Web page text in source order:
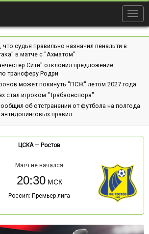
судья правильно назначил пенальти в
в матче с "Ахматом"
Сити" отклонил предложение
трансферу Родри
может покинуть "ПСЖ" летом 2027 года
стал игроком "Трабзонспора"
об отстранении от футбола на полгода
правил
ЦСКА— Ростов
Матч не начался
20:30
Россия: Премьер-лига